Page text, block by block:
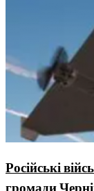
Російські